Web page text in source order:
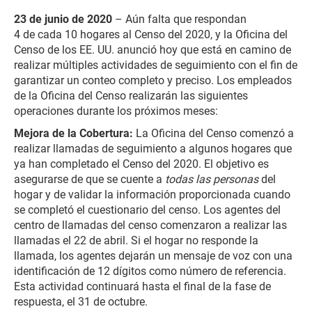
23 de junio de 2020 – Aún falta que respondan
4 de cada 10 hogares al Censo del 2020, y la Oficina del
Censo de los EE. UU. anunció hoy que está en camino de
realizar múltiples actividades de seguimiento con el fin de
garantizar un conteo completo y preciso. Los empleados
de la Oficina del Censo realizarán las siguientes
operaciones durante los próximos meses:
Mejora de la Cobertura: La Oficina del Censo comenzó a
realizar llamadas de seguimiento a algunos hogares que
ya han completado el Censo del 2020. El objetivo es
asegurarse de que se cuente a todas las personasdel
hogar y de validar la información proporcionada cuando
se completó el cuestionario del censo. Los agentes del
centro de llamadas del censo comenzaron a realizar las
llamadas el 22 de abril. Si el hogar no responde la
llamada, los agentes dejarán un mensaje de voz con una
identificación de 12 dígitos como número de referencia.
Esta actividad continuará hasta el final de la fase de
respuesta, el 31 de octubre.